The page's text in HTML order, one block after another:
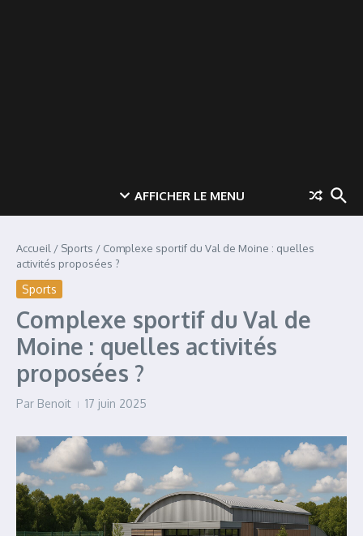
AFFICHER LE MENU
Accueil / Sports / Complexe sportif du Val de Moine : quelles
activités proposées ?
Sports
Complexe sportif du Val de
Moine : quelles activités
proposées ?
Par Benoit 17 juin 2025